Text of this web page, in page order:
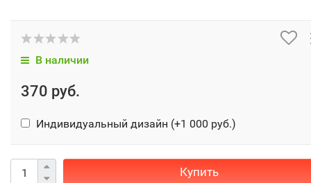
В наличии
370 руб.
Индивидуальный дизайн (+1 000 руб.)
Купить